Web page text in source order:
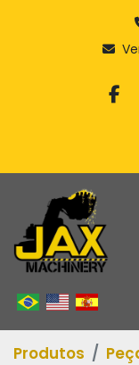
Produtos